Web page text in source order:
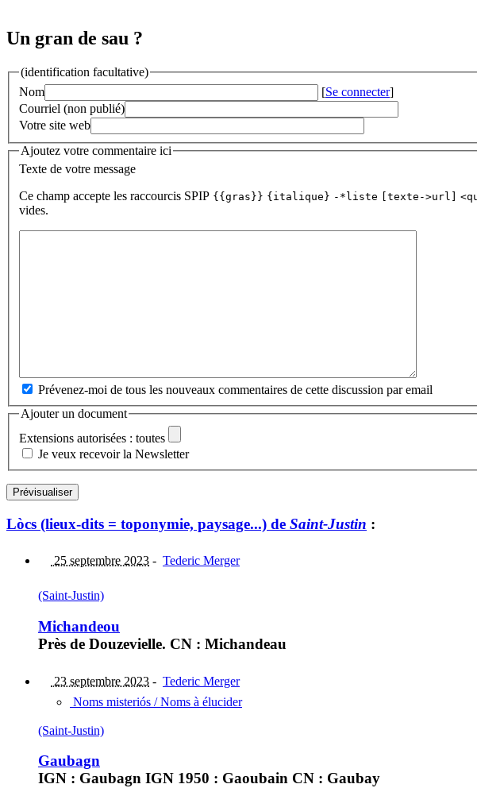
Un gran de sau ?
(identification facultative)
Nom
[Se connecter]
Courriel (non publié)
Votre site web
Ajoutez votre commentaire ici
Texte de votre message
Ce champ accepte les raccourcis SPIP {{gras}} {italique} -*liste [texte->url]
vides.
Prévenez-moi de tous les nouveaux commentaires de cette discussion par email
Ajouter un document
Extensions autorisées : toutes
Je veux recevoir la Newsletter
Lòcs (lieux-dits = toponymie, paysage...) de Saint-Justin :
25 septembre 2023 - Tederic Merger
(Saint-Justin)
Michandeou
Près de Douzevielle. CN : Michandeau
23 septembre 2023 - Tederic Merger
Noms misteriós / Noms à élucider
(Saint-Justin)
Gaubagn
IGN : Gaubagn IGN 1950 : Gaoubain CN : Gaubay